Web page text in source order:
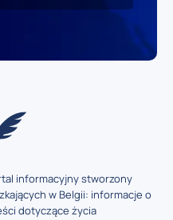
informacyjny stworzony
w Belgii: informacje o
dotyczące życia